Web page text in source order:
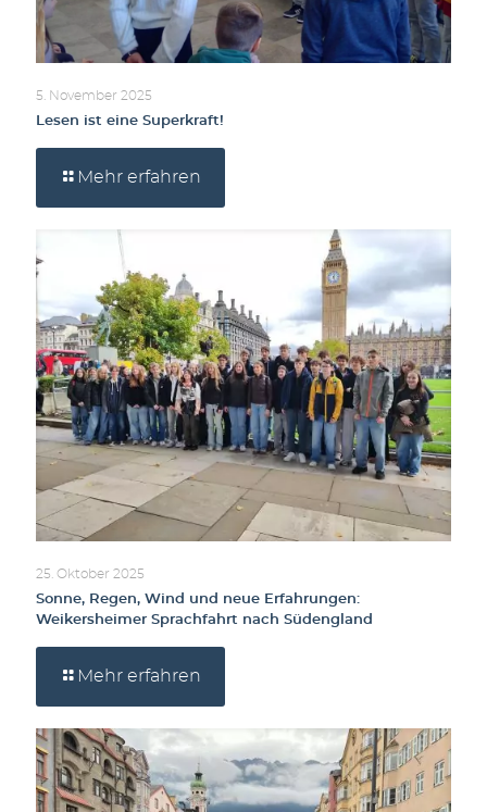
5. November 2025
Lesen ist eine Superkraft!
Mehr erfahren
25. Oktober 2025
Sonne, Regen, Wind und neue Erfahrungen:
Weikersheimer Sprachfahrt nach Südengland
Mehr erfahren